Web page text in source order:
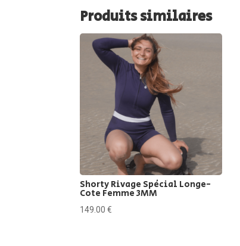
Produits similaires
Shorty Rivage Spécial Longe-
Cote Femme 3MM
149.00€